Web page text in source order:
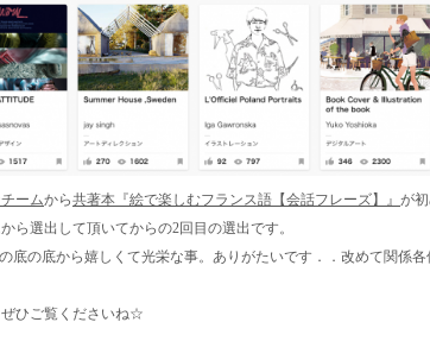
ームから共著本『絵で楽しむフランス語【会話フレーズ】』 が
ら選出して頂いてからの2回目の選出です。
底の底から嬉しくて光栄な事。ありがたいです．．改めて関係
ひご覧くださいね☆